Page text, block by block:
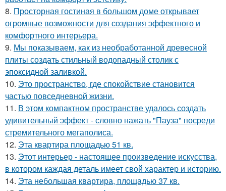
8. Просторная гостиная в большом доме открывает
огромные возможности для создания эффектного и
комфортного интерьера.
9. Мы показываем, как из необработанной древесной
плиты создать стильный водопадный столик с
эпоксидной заливкой.
10. Это пространство, где спокойствие становится
частью повседневной жизни.
11. В этом компактном пространстве удалось создать
удивительный эффект - словно нажать "Пауза" посреди
стремительного мегаполиса.
12. Эта квартира площадью 51 кв.
13. Этот интерьер - настоящее произведение искусства,
в котором каждая деталь имеет свой характер и историю.
14. Эта небольшая квартира, площадью 37 кв.